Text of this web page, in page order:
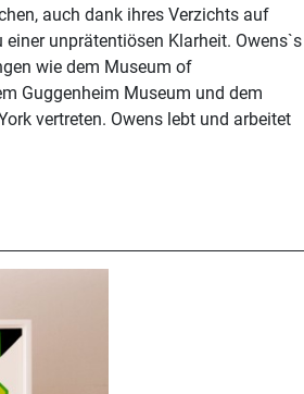
auch dank ihres Verzichts auf
unprätentiösen Klarheit. Owens`s
wie dem Museum of
Guggenheim Museum und dem
vertreten. Owens lebt und arbeitet